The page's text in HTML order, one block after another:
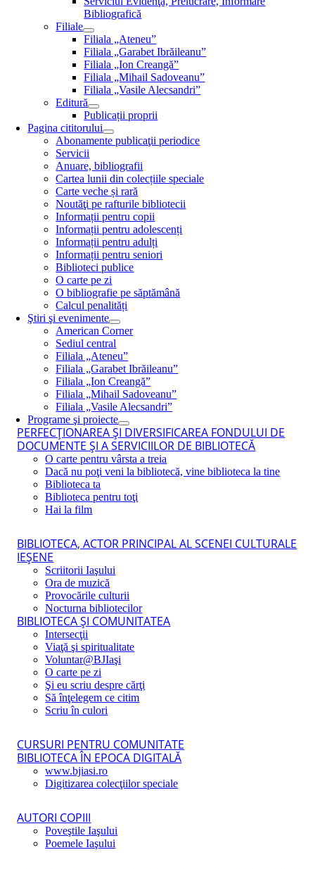
Bibliografică
Filiale
Filiala „Ateneu”
Filiala „Garabet Ibrăileanu”
Filiala „Ion Creangă”
Filiala „Mihail Sadoveanu”
Filiala „Vasile Alecsandri”
Editură
Publicații proprii
Pagina cititorului
Abonamente publicaţii periodice
Servicii
Anuare, bibliografii
Cartea lunii din colecțiile speciale
Carte veche și rară
Noutăţi pe rafturile bibliotecii
Informații pentru copii
Informații pentru adolescenți
Informații pentru adulți
Informații pentru seniori
Biblioteci publice
O carte pe zi
O bibliografie pe săptămână
Calcul penalități
Ştiri şi evenimente
American Corner
Sediul central
Filiala „Ateneu”
Filiala „Garabet Ibrăileanu”
Filiala „Ion Creangă”
Filiala „Mihail Sadoveanu”
Filiala „Vasile Alecsandri”
Programe şi proiecte
PERFECŢIONAREA ŞI DIVERSIFICAREA FONDULUI DE
DOCUMENTE ŞI A SERVICIILOR DE BIBLIOTECĂ
O carte pentru vârsta a treia
Dacă nu poţi veni la bibliotecă, vine biblioteca la tine
Biblioteca ta
Biblioteca pentru toţi
Hai la film
BIBLIOTECA, ACTOR PRINCIPAL AL SCENEI CULTURALE
IEŞENE
Scriitorii Iaşului
Ora de muzică
Provocările culturii
Nocturna bibliotecilor
BIBLIOTECA ŞI COMUNITATEA
Intersecţii
Viaţă şi spiritualitate
Voluntar@BJIaşi
O carte pe zi
Şi eu scriu despre cărţi
Să înţelegem ce citim
Scriu în culori
CURSURI PENTRU COMUNITATE
BIBLIOTECA ÎN EPOCA DIGITALĂ
www.bjiasi.ro
Digitizarea colecţiilor speciale
AUTORI COPIII
Poveştile Iaşului
Poemele Iaşului